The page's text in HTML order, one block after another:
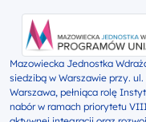
Mazowiecka Jednostka
siedzibą w Warszawie przy.
Warszawa, pełniąca rolę
nabór w ramach priorytetu